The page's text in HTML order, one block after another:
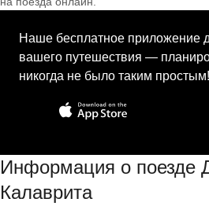
Наше бесплатное приложение
вашего путешествия —
никогда не было таким простым!
Информация о поезде
Калаврита